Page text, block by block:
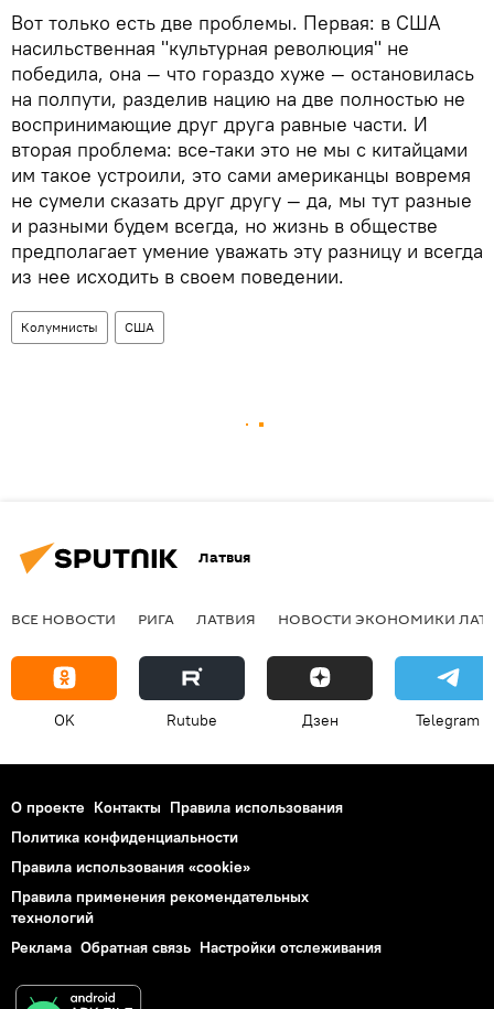
Вот только есть две проблемы. Первая: в США
насильственная "культурная революция" не
победила, она — что гораздо хуже — остановилась
на полпути, разделив нацию на две полностью не
воспринимающие друг друга равные части. И
вторая проблема: все-таки это не мы с китайцами
им такое устроили, это сами американцы вовремя
не сумели сказать друг другу — да, мы тут разные
и разными будем всегда, но жизнь в обществе
предполагает умение уважать эту разницу и всегда
из нее исходить в своем поведении.
Колумнисты США
Латвия
ВСЕ НОВОСТИ РИГА ЛАТВИЯ НОВОСТИ ЭКОНОМИКИ
OK Rutube Дзен Telegram
О проекте Контакты Правила использования
Политика конфиденциальности
Правила использования «cookie»
Правила применения рекомендательных
технологий
Реклама Обратная связь Настройки отслеживания